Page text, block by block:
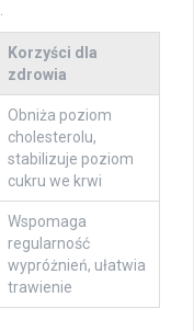
Korzyści dla
zdrowia
Obniża poziom
cholesterolu,
stabilizuje poziom
cukru we krwi
Wspomaga
regularność
wypróżnień, ułatwia
trawienie